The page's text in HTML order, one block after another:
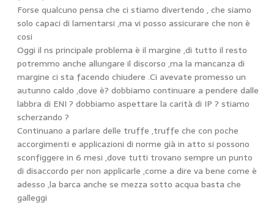
Forse qualcuno pensa che ci stiamo divertendo , che siamo
solo capaci di lamentarsi ,ma vi posso assicurare che non è
cosi
Oggi il ns principale problema è il margine ,di tutto il resto
potremmo anche allungare il discorso ,ma la mancanza di
margine ci sta facendo chiudere .Ci avevate promesso un
autunno caldo ,dove è? dobbiamo continuare a pendere dalle
labbra di ENI ? dobbiamo aspettare la carità di IP ? stiamo
scherzando ?
Continuano a parlare delle truffe ,truffe che con poche
accorgimenti e applicazioni di norme già in atto si possono
sconfiggere in 6 mesi ,dove tutti trovano sempre un punto
di disaccordo per non applicarle ,come a dire va bene come è
adesso ,la barca anche se mezza sotto acqua basta che
galleggi